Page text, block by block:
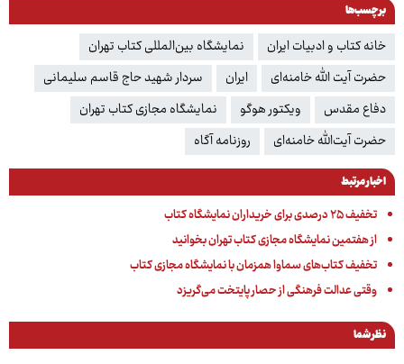
برچسب‌ها
خانه کتاب و ادبیات ایران
نمایشگاه بین‌المللی کتاب تهران
حضرت آیت الله خامنه‌ای
ایران
سردار شهید حاج قاسم سلیمانی
دفاع مقدس
ویکتور هوگو
نمایشگاه مجازی کتاب تهران
حضرت آیت‌الله خامنه‌ای
روزنامه آگاه
اخبار مرتبط
تخفیف ۲۵ درصدی برای خریداران نمایشگاه کتاب
از هفتمین نمایشگاه مجازی کتاب تهران بخوانید
تخفیف کتاب‌های سماوا همزمان با نمایشگاه مجازی کتاب
وقتی عدالت فرهنگی از حصار پایتخت می‌گریزد
نظر شما